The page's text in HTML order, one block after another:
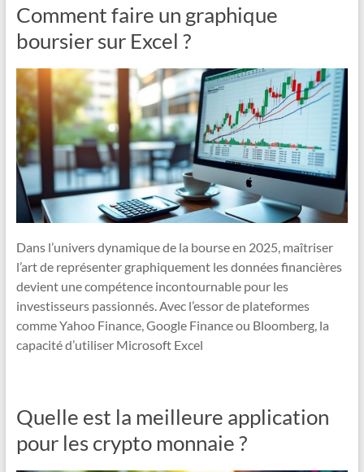
Comment faire un graphique
boursier sur Excel ?
Dans l’univers dynamique de la bourse en 2025, maîtriser
l’art de représenter graphiquement les données financières
devient une compétence incontournable pour les
investisseurs passionnés. Avec l’essor de plateformes
comme Yahoo Finance, Google Finance ou Bloomberg, la
capacité d’utiliser Microsoft Excel
Quelle est la meilleure application
pour les crypto monnaie ?